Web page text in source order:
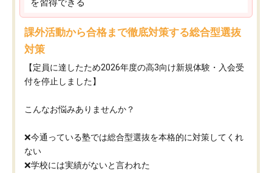
を習得できる
課外活動から合格まで徹底対策する総合型選抜
対策
【定員に達したため2026年度の高3向け新規体験・入会受
付を停止しました】
こんなお悩みありませんか？
❌今通っている塾では総合型選抜を本格的に対策してくれ
ない
❌学校には実績がないと言われた